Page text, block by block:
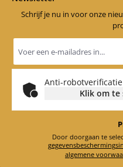
Schrijf je nu in voor onze
mailadres
*
Anti-robotverificatie
Klik om te
algemene